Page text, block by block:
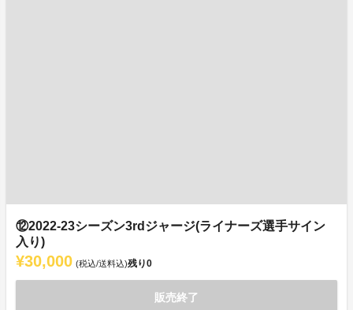
⑫2022-23シーズン3rdジャージ(ライナーズ選手サイン
入り)
¥30,000 (税込/送料込)残り0
販売終了